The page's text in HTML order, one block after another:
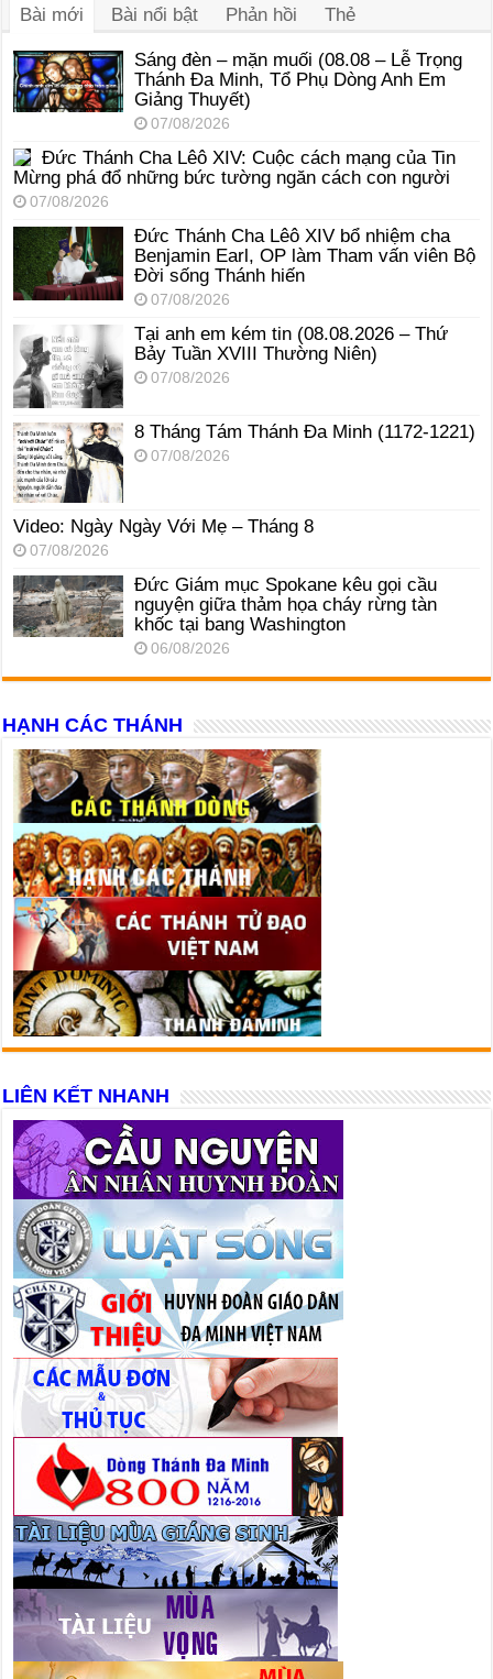
Bài mới Bài nổi bật Phản hồi Thẻ
Sáng đèn – mặn muối (08.08 – Lễ Trọng
Thánh Đa Minh, Tổ Phụ Dòng Anh Em
Giảng Thuyết)
07/08/2026
Đức Thánh Cha Lêô XIV: Cuộc cách mạng của Tin
Mừng phá đổ những bức tường ngăn cách con người
07/08/2026
Đức Thánh Cha Lêô XIV bổ nhiệm cha
Benjamin Earl, OP làm Tham vấn viên Bộ
Đời sống Thánh hiến
07/08/2026
Tại anh em kém tin (08.08.2026 – Thứ
Bảy Tuần XVIII Thường Niên)
07/08/2026
8 Tháng Tám Thánh Ða Minh (1172-1221)
07/08/2026
Video: Ngày Ngày Với Mẹ – Tháng 8
07/08/2026
Đức Giám mục Spokane kêu gọi cầu
nguyện giữa thảm họa cháy rừng tàn
khốc tại bang Washington
06/08/2026
HẠNH CÁC THÁNH
LIÊN KẾT NHANH